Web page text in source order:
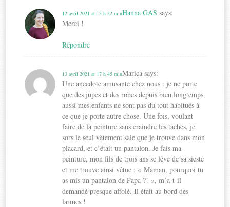
Hanna GAS says:
12 avril 2021 at 13 h 32 min
Merci !
Répondre
Marica says:
13 avril 2021 at 17 h 45 min
Une anecdote amusante chez nous : je ne porte
que des jupes et des robes depuis bien longtemps,
aussi mes enfants ne sont pas du tout habitués à
ce que je porte autre chose. Une fois, voulant
faire de la peinture sans craindre les taches, je
sors le seul vêtement sale que je trouve dans mon
placard, et c’était un pantalon. Je fais ma
peinture, mon fils de trois ans se lève de sa sieste
et me trouve ainsi vêtue : « Maman, pourquoi tu
as mis un pantalon de Papa ?! », m’a-t-il
demandé presque affolé. Il était au bord des
larmes !